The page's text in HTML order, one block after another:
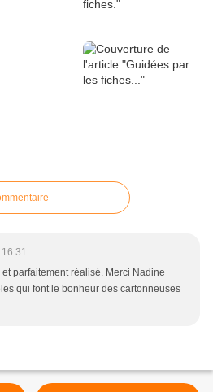
parfaitement réalisé. Merci Nadine
qui font le bonheur des cartonneuses